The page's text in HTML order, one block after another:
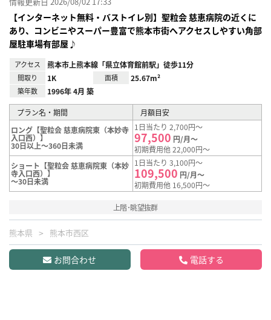
【インターネット無料・バストイレ別】聖粒会 慈恵病院の近くに
あり、コンビニやスーパー豊富で熊本市街へアクセスしやすい角部
屋駐車場有部屋♪
アクセス 熊本市上熊本線「県立体育館前駅」徒歩11分
間取り 1K 面積 25.67m²
築年数 1996年 4月 築
プラン名・期間
月額目安
ロング【聖粒会 慈恵病院東（本妙寺
入口西）】
30日以上～360日未満
1日当たり 2,700円～
97,500 円/月～
初期費用他 22,000円～
ショート【聖粒会 慈恵病院東（本妙
寺入口西）】
～30日未満
1日当たり 3,100円～
109,500 円/月～
初期費用他 16,500円～
上階･眺望抜群
熊本県 熊本市西区
お問合わせ 電話する